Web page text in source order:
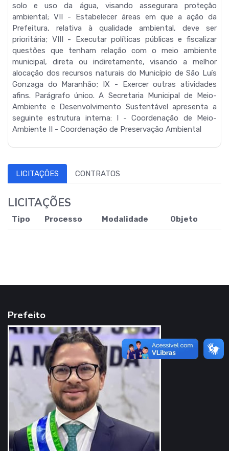
solo e uso da água, visando assegurara proteção
ambiental; VII - Estabelecer áreas em que a ação da
Prefeitura, relativa à qualidade ambiental, deve ser
prioritária; VIII - Executar políticas públicas e fiscalizar
questões que tenham relação com o meio ambiente
municipal, direta ou indiretamente, visando a melhor
alocação dos recursos naturais do Município de São Luís
Gonzaga do Maranhão; IX - Exercer outras atividades
afins. Parágrafo único. A Secretaria Municipal de Meio-
Ambiente e Desenvolvimento Sustentável apresenta a
seguinte estrutura interna: I - Coordenação de Meio-
Ambiente II - Coordenação de Preservação Ambiental
LICITAÇÕES CONTRATOS
LICITAÇÕES
Tipo Processo Modalidade Objeto
Prefeito